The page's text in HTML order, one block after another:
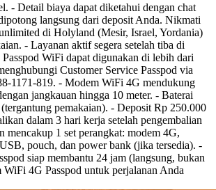
- Detail biaya dapat diketahui dengan chat
langsung dari deposit Anda. Nikmati
di Holyland (Mesir, Israel, Yordania)
- Layanan aktif segera setelah tiba di
WiFi dapat digunakan di lebih dari
Customer Service Passpod via
1171-819. - Modem WiFi 4G mendukung
jangkauan hingga 10 meter. - Baterai
pemakaian). - Deposit Rp 250.000
dalam 3 hari kerja setelah pengembalian
mencakup 1 set perangkat: modem 4G,
pouch, dan power bank (jika tersedia). -
siap membantu 24 jam (langsung, bukan
WiFi 4G Passpod untuk perjalanan Anda